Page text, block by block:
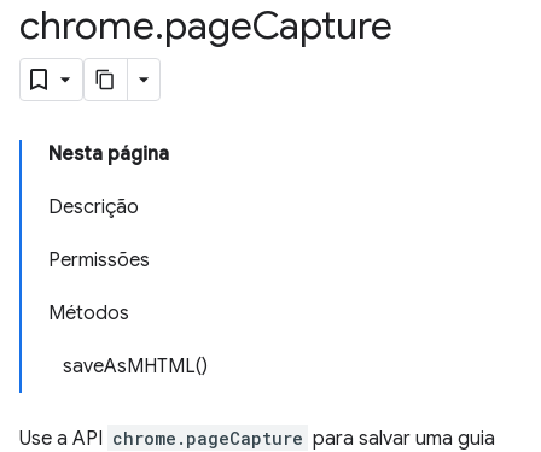
chrome.pageCapture
Nesta página
Descrição
Permissões
Métodos
saveAsMHTML()
Use a API chrome.pageCapture para salvar uma guia